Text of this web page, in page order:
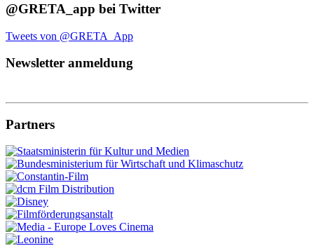
@GRETA_app bei Twitter
Tweets von @GRETA_App
Newsletter anmeldung
Partners